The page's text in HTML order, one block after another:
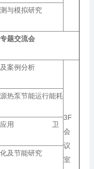
与模拟研究
题交流会
案例分析
3F
会
议
室
热泵节能运行能耗
典型应用 卫
优化及节能研究